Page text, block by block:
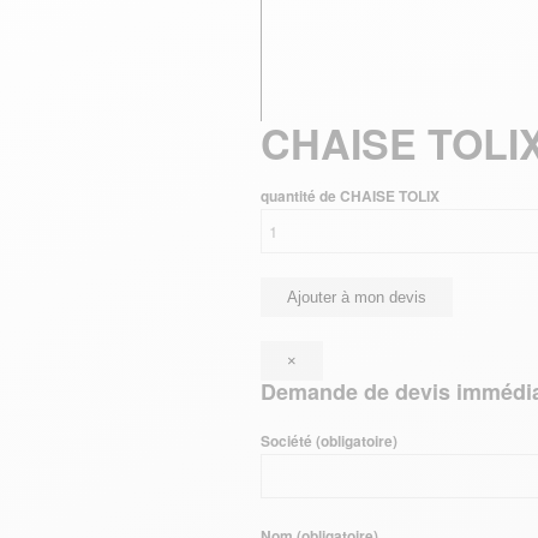
CHAISE
quantité de CHAISE TOLIX
Ajouter à mon devis
×
Demande de devis
Société (obligatoire)